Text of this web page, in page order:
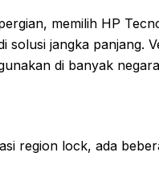
memilih HP
solusi jangka panjang.
di banyak
region lock, ada